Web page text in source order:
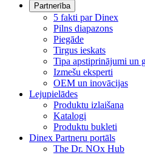
Partnerība
5 fakti par Dinex
Pilns diapazons
Piegāde
Tirgus ieskats
Tipa apstiprinājumi un
Izmešu eksperti
OEM un inovācijas
Lejupielādes
Produktu izlaišana
Katalogi
Produktu bukleti
Dinex Partneru portāls
The Dr. NOx Hub